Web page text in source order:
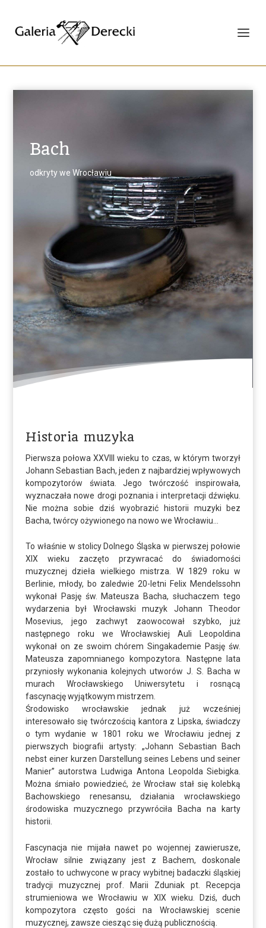
Bach
odkryty we Wrocławiu
Historia muzyka
Pierwsza połowa XXVIII wieku to czas, w którym tworzył
Johann Sebastian Bach, jeden z najbardziej wpływowych
kompozytorów świata. Jego twórczość inspirowała,
wyznaczała nowe drogi poznania i interpretacji dźwięku.
Nie można sobie dziś wyobrazić historii muzyki bez
Bacha, twórcy ożywionego na nowo we Wrocławiu…
To właśnie w stolicy Dolnego Śląska w pierwszej połowie
XIX wieku zaczęto przywracać do świadomości
muzycznej dzieła wielkiego mistrza. W 1829 roku w
Berlinie, młody, bo zaledwie 20-letni Felix Mendelssohn
wykonał Pasję św. Mateusza Bacha, słuchaczem tego
wydarzenia był Wrocławski muzyk Johann Theodor
Mosevius, jego zachwyt zaowocował szybko, już
następnego roku we Wrocławskiej Auli Leopoldina
wykonał on ze swoim chórem Singakademie Pasję św.
Mateusza zapomnianego kompozytora. Następne lata
przyniosły wykonania kolejnych utworów J. S. Bacha w
murach Wrocławskiego Uniwersytetu i rosnącą
fascynację wyjątkowym mistrzem.
Środowisko wrocławskie jednak już wcześniej
interesowało się twórczością kantora z Lipska, świadczy
o tym wydanie w 1801 roku we Wrocławiu jednej z
pierwszych biografii artysty: „Johann Sebastian Bach
nebst einer kurzen Darstellung seines Lebens und seiner
Manier” autorstwa Ludwiga Antona Leopolda Siebigka.
Można śmiało powiedzieć, że Wrocław stał się kolebką
Bachowskiego renesansu, działania wrocławskiego
środowiska muzycznego przywróciła Bacha na karty
historii.
Fascynacja nie mijała nawet po wojennej zawierusze,
Wrocław silnie związany jest z Bachem, doskonale
zostało to uchwycone w pracy wybitnej badaczki śląskiej
tradycji muzycznej prof. Marii Zduniak pt. Recepcja
strumieniowa we Wrocławiu w XIX wieku. Dziś, duch
kompozytora często gości na Wrocławskiej scenie
muzycznej, zawsze ciesząc się dużą publicznością.